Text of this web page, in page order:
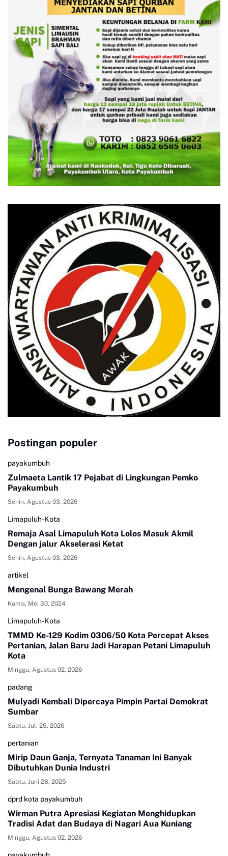
Postingan populer
payakumbuh
Zulmaeta Lantik 17 Pejabat di Lingkungan Pemko
Payakumbuh
Senin, Agustus 03, 2026
Limapuluh-Kota
Remaja Asal Limapuluh Kota Lolos Masuk Akmil
Dengan jalur Akselerasi Ketat
Senin, Agustus 03, 2026
artikel
Mengenal Bunga Bawang Merah
Kamis, Mei 30, 2024
Limapuluh-Kota
TMMD Ke-129 Kodim 0306/50 Kota Percepat Akses
Pertanian, Jalan Baru Jadi Harapan Petani Limapuluh
Kota
Minggu, Agustus 02, 2026
padang
Mulyadi Kembali Dipercaya Pimpin Partai Demokrat
Sumbar
Sabtu, Juli 25, 2026
pertanian
Mirip Daun Ganja, Ternyata Tanaman Ini Banyak
Dibutuhkan Dunia Industri
Sabtu, Juni 28, 2025
dprd kota payakumbuh
Wirman Putra Apresiasi Kegiatan Menghidupkan
Tradisi Adat dan Budaya di Nagari Aua Kuniang
Minggu, Agustus 02, 2026